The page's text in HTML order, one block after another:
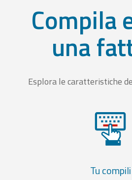
Compila
una
Esplora le caratteristiche
Tu compili